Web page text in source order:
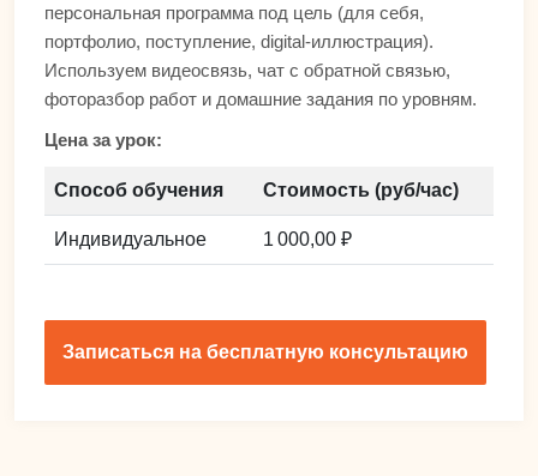
персональная программа под цель (для себя,
портфолио, поступление, digital-иллюстрация).
Используем видеосвязь, чат с обратной связью,
фоторазбор работ и домашние задания по уровням.
Цена за урок:
Способ обучения Стоимость (руб/час)
Индивидуальное 1 000,00 ₽
Записаться на бесплатную консультацию